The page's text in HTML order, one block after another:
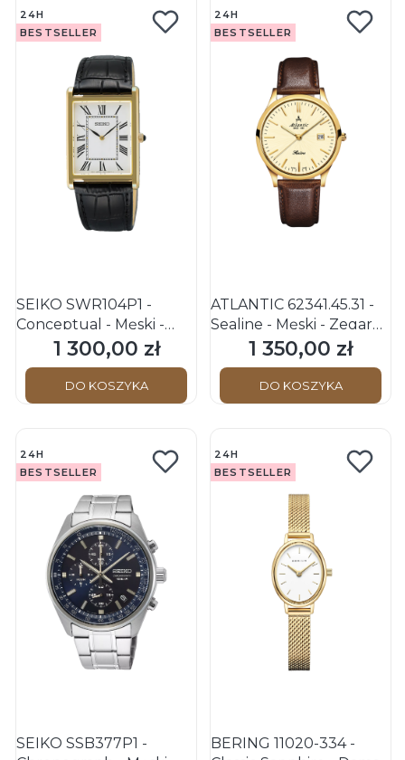
24H
BESTSELLER
SEIKO SWR104P1 -
Conceptual - Męski -
Zegarek kwarcowy
Cena
1 300,00 zł
DO KOSZYKA
24H
BESTSELLER
ATLANTIC 62341.45.31 -
Sealine - Męski - Zegarek
kwarcowy
Cena
1 350,00 zł
DO KOSZYKA
24H
BESTSELLER
SEIKO SSB377P1 -
24H
BESTSELLER
BERING 11020-334 -